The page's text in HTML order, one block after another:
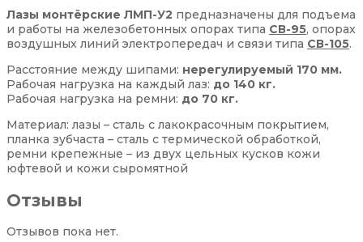
Лазы монтёрские ЛМП-У2 предназначены для подъема
и работы на железобетонных опорах типа СВ-95, опорах
воздушных линий электропередач и связи типа СВ-105.
Расстояние между шипами: нерегулируемый 170 мм.
Рабочая нагрузка на каждый лаз: до 140 кг.
Рабочая нагрузка на ремни: до 70 кг.
Материал: лазы – сталь с лакокрасочным покрытием,
планка зубчаста – сталь с термической обработкой,
ремни крепежные – из двух цельных кусков кожи
юфтевой и кожи сыромятной
Отзывы
Отзывов пока нет.